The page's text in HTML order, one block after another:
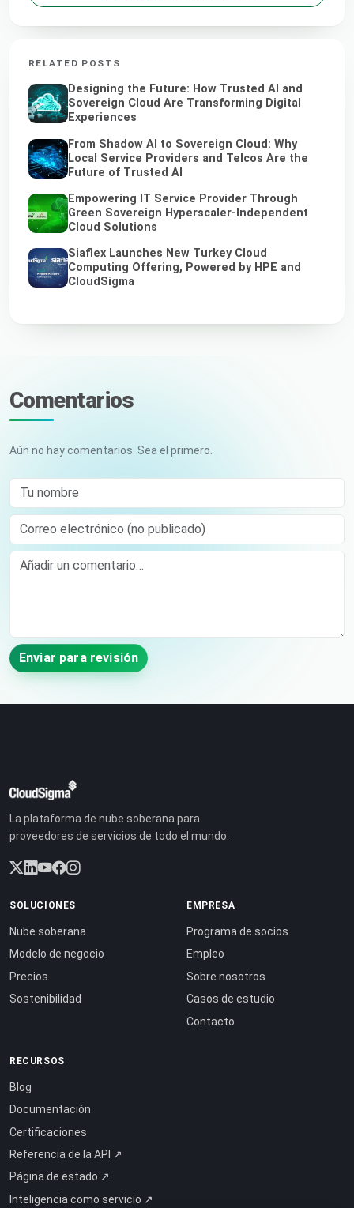
RELATED POSTS
Designing the Future: How Trusted AI and
Sovereign Cloud Are Transforming Digital
Experiences
From Shadow AI to Sovereign Cloud: Why
Local Service Providers and Telcos Are the
Future of Trusted AI
Empowering IT Service Provider Through
Green Sovereign Hyperscaler-Independent
Cloud Solutions
Siaflex Launches New Turkey Cloud
Computing Offering, Powered by HPE and
CloudSigma
Comentarios
Aún no hay comentarios. Sea el primero.
Tu nombre
Correo electrónico (no publicado)
Comment
Enviar para revisión
La plataforma de nube soberana para
proveedores de servicios de todo el mundo.
SOLUCIONES
Nube soberana
Modelo de negocio
Precios
Sostenibilidad
EMPRESA
Programa de socios
Empleo
Sobre nosotros
Casos de estudio
Contacto
RECURSOS
Blog
Documentación
Certificaciones
Referencia de la API ↗
Página de estado ↗
Inteligencia como servicio ↗